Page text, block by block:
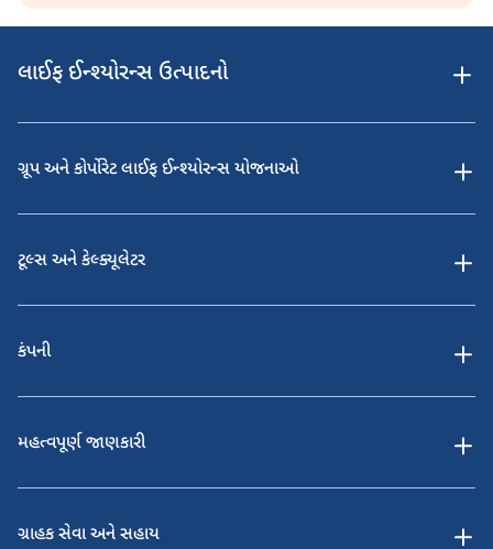
લાઈફ ઈન્શ્યોરન્સ ઉત્પાદનો
ગ્રૂપ અને કોર્પોરેટ લાઈફ ઈન્શ્યોરન્સ યોજનાઓ
ટૂલ્સ અને કેલ્ક્યૂલેટર
કંપની
મહત્વપૂર્ણ જાણકારી
ગ્રાહક સેવા અને સહાય